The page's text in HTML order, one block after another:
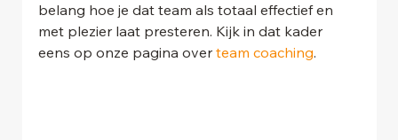
belang hoe je dat team als totaal effectief en
met plezier laat presteren. Kijk in dat kader
eens op onze pagina over team coaching.